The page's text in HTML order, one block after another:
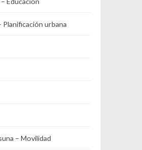
Planificación urbana
– Movilidad